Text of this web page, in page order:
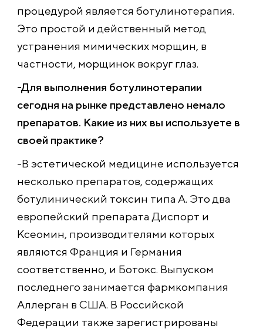
процедурой является ботулинотерапия.
Это простой и действенный метод
устранения мимических морщин, в
частности, морщинок вокруг глаз.
-Для выполнения ботулинотерапии
сегодня на рынке представлено немало
препаратов. Какие из них вы используете в
своей практике?
-В эстетической медицине используется
несколько препаратов, содержащих
ботулинический токсин типа А. Это два
европейский препарата Диспорт и
Ксеомин, производителями которых
являются Франция и Германия
соответственно, и Ботокс. Выпуском
последнего занимается фармкомпания
Аллерган в США. В Российской
Федерации также зарегистрированы